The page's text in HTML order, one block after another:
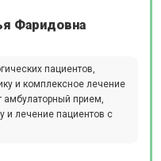
Фаридовна
пациентов,
и комплексное лечение
амбулаторный прием,
и лечение пациентов с